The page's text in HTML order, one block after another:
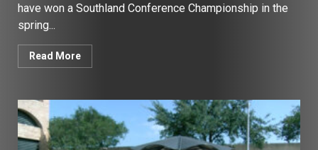
have won a Southland Conference Championship in the
spring...
Read More